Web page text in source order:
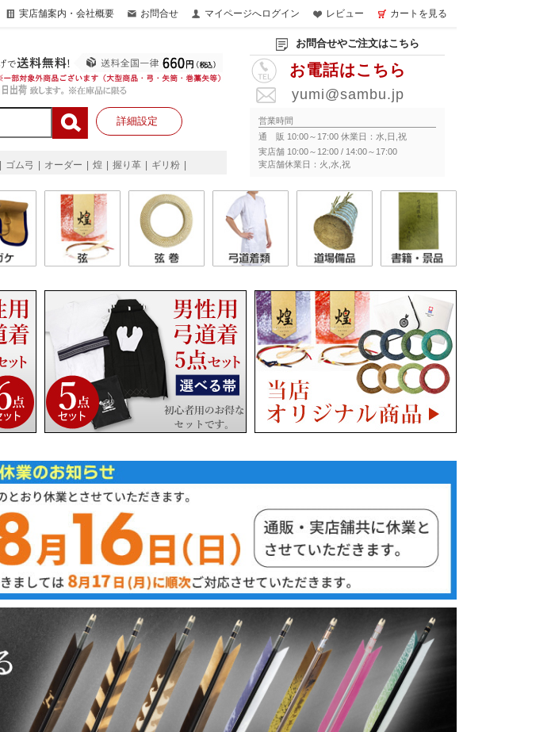
実店舗案内・会社概要 お問合せ マイページへログイン レビュー カートを見る
詳細設定
ゴム弓 オーダー 煌 握り革 ギリ粉
お問合せやご注文はこちら
お電話はこちら
yumi@sambu.jp
営業時間
通 販 10:00～17:00 休業日：水,日,祝
実店舗 10:00～12:00 / 14:00～17:00
実店舗休業日：火,水,祝